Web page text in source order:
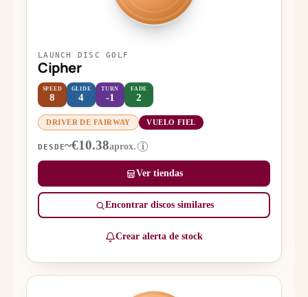
LAUNCH DISC GOLF
Cipher
SPEED
8
GLIDE
4
TURN
-1
FADE
2
DRIVER DE FAIRWAY VUELO FIEL
DESDE~€10.38aprox. i
Ver tiendas
Encontrar discos similares
Crear alerta de stock